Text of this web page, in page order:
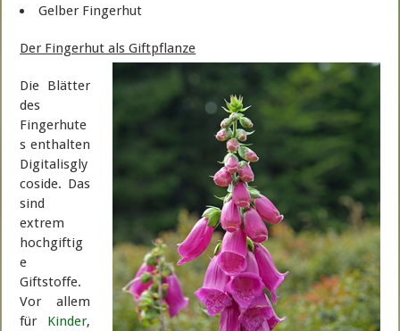
Gelber Fingerhut
Der Fingerhut als Giftpflanze
Die Blätter
des
Fingerhute
s enthalten
Digitalisgly
coside. Das
sind
extrem
hochgiftig
e
Giftstoffe.
Vor allem
für Kinder,